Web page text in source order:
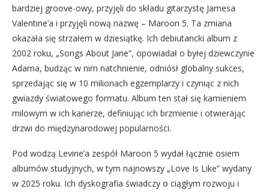
bardziej groove-owy, przyjęli do składu gitarzystę Jamesa
Valentine’a i przyjęli nową nazwę – Maroon 5. Ta zmiana
okazała się strzałem w dziesiątkę. Ich debiutancki album z
2002 roku, „Songs About Jane”, opowiadał o byłej dziewczynie
Adama, budząc w nim natchnienie, odniósł globalny sukces,
sprzedając się w 10 milionach egzemplarzy i czyniąc z nich
gwiazdy światowego formatu. Album ten stał się kamieniem
milowym w ich karierze, definiując ich brzmienie i otwierając
drzwi do międzynarodowej popularności.
Pod wodzą Levine’a zespół Maroon 5 wydał łącznie osiem
albumów studyjnych, w tym najnowszy „Love Is Like” wydany
w 2025 roku. Ich dyskografia świadczy o ciągłym rozwoju i